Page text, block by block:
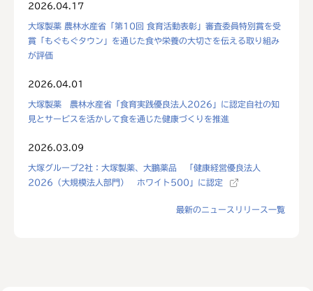
2026.04.17
大塚製薬 農林水産省「第10回 食育活動表彰」審査委員特別賞を受
賞「もぐもぐタウン」を通じた食や栄養の大切さを伝える取り組み
が評価
2026.04.01
大塚製薬 農林水産省「食育実践優良法人2026」に認定自社の知
見とサービスを活かして食を通じた健康づくりを推進
2026.03.09
大塚グループ2社：大塚製薬、大鵬薬品 「健康経営優良法人
2026（大規模法人部門） ホワイト500」に認定
最新のニュースリリース一覧